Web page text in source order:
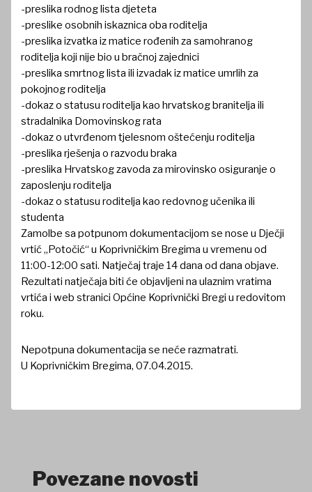
-preslika rodnog lista djeteta
-preslike osobnih iskaznica oba roditelja
-preslika izvatka iz matice rođenih za samohranog
roditelja koji nije bio u bračnoj zajednici
-preslika smrtnog lista ili izvadak iz matice umrlih za
pokojnog roditelja
-dokaz o statusu roditelja kao hrvatskog branitelja ili
stradalnika Domovinskog rata
-dokaz o utvrđenom tjelesnom oštećenju roditelja
-preslika rješenja o razvodu braka
-preslika Hrvatskog zavoda za mirovinsko osiguranje o
zaposlenju roditelja
-dokaz o statusu roditelja kao redovnog učenika ili
studenta
Zamolbe sa potpunom dokumentacijom se nose u Dječji
vrtić „Potočić“ u Koprivničkim Bregima u vremenu od
11:00-12:00 sati. Natječaj traje 14 dana od dana objave.
Rezultati natječaja biti će objavljeni na ulaznim vratima
vrtića i web stranici Općine Koprivnički Bregi u redovitom
roku.
Nepotpuna dokumentacija se neće razmatrati.
U Koprivničkim Bregima, 07.04.2015.
Povezane novosti